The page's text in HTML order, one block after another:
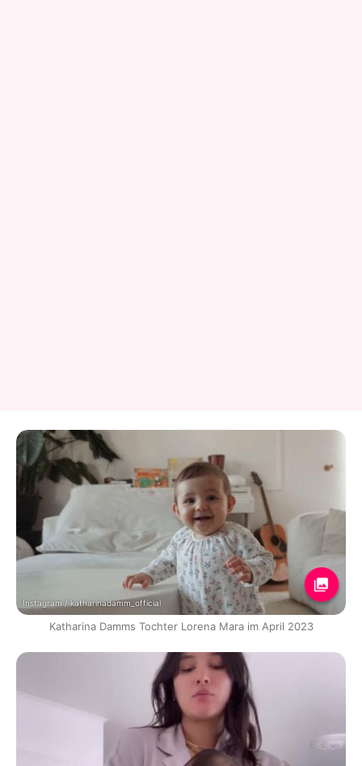
Instagram / katharinadamm_official
Katharina Damms Tochter Lorena Mara im April 2023